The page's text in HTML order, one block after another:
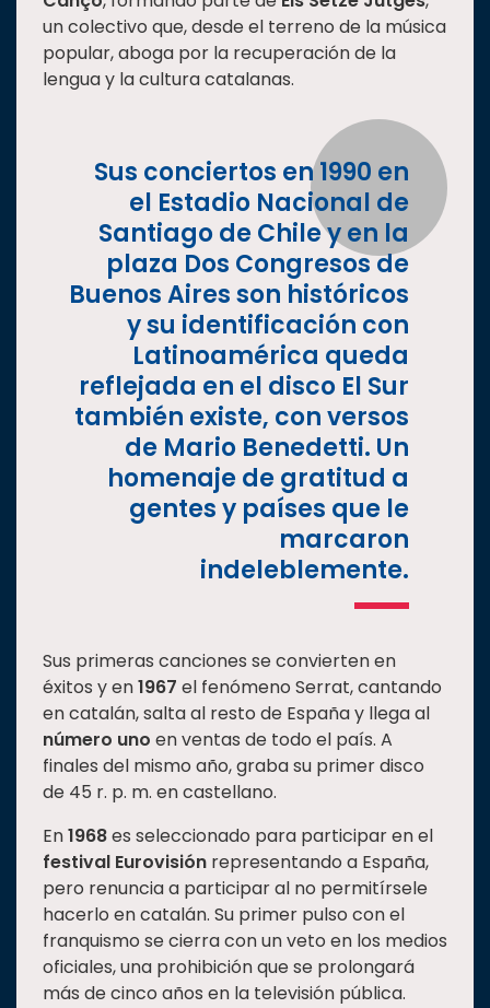
un colectivo que, desde el terreno de la música
popular, aboga por la recuperación de la
lengua y la cultura catalanas.
Sus conciertos en 1990 en
el Estadio Nacional de
Santiago de Chile y en la
plaza Dos Congresos de
Buenos Aires son históricos
y su identificación con
Latinoamérica queda
reflejada en el disco El Sur
también existe, con versos
de Mario Benedetti. Un
homenaje de gratitud a
gentes y países que le
marcaron
indeleblemente.
Sus primeras canciones se convierten en
éxitos y en1967 el fenómeno Serrat, cantando
en catalán, salta al resto de España y llega al
número uno en ventas de todo el país. A
finales del mismo año, graba su primer disco
de 45 r. p. m. en castellano.
En1968es seleccionado para participar en el
festival Eurovisión representando a España,
pero renuncia a participar al no permitírsele
hacerlo en catalán. Su primer pulso con el
franquismo se cierra con un veto en los medios
oficiales, una prohibición que se prolongará
más de cinco años en la televisión pública.